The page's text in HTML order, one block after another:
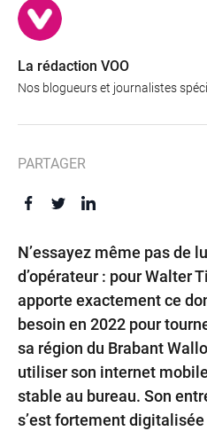
N’essayez même pas de
d’opérateur : pour Walter
apporte exactement ce
besoin en 2022 pour
sa région du Brabant
utiliser son internet
stable au bureau. Son
s’est fortement
La rédaction VOO
Nos blogueurs et journalistes
PARTAGER